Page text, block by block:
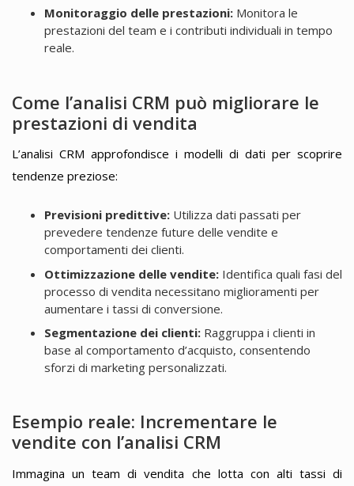
Monitoraggio delle prestazioni:Monitora le
prestazioni del team e i contributi individuali in tempo
reale.
Come l’analisi CRM può migliorare le
prestazioni di vendita
L’analisi CRM approfondisce i modelli di dati per scoprire
tendenze preziose:
Previsioni predittive:Utilizza dati passati per
prevedere tendenze future delle vendite e
comportamenti dei clienti.
Ottimizzazione delle vendite:Identifica quali fasi del
processo di vendita necessitano miglioramenti per
aumentare i tassi di conversione.
Segmentazione dei clienti:Raggruppa i clienti in
base al comportamento d’acquisto, consentendo
sforzi di marketing personalizzati.
Esempio reale: Incrementare le
vendite con l’analisi CRM
Immagina un team di vendita che lotta con alti tassi di